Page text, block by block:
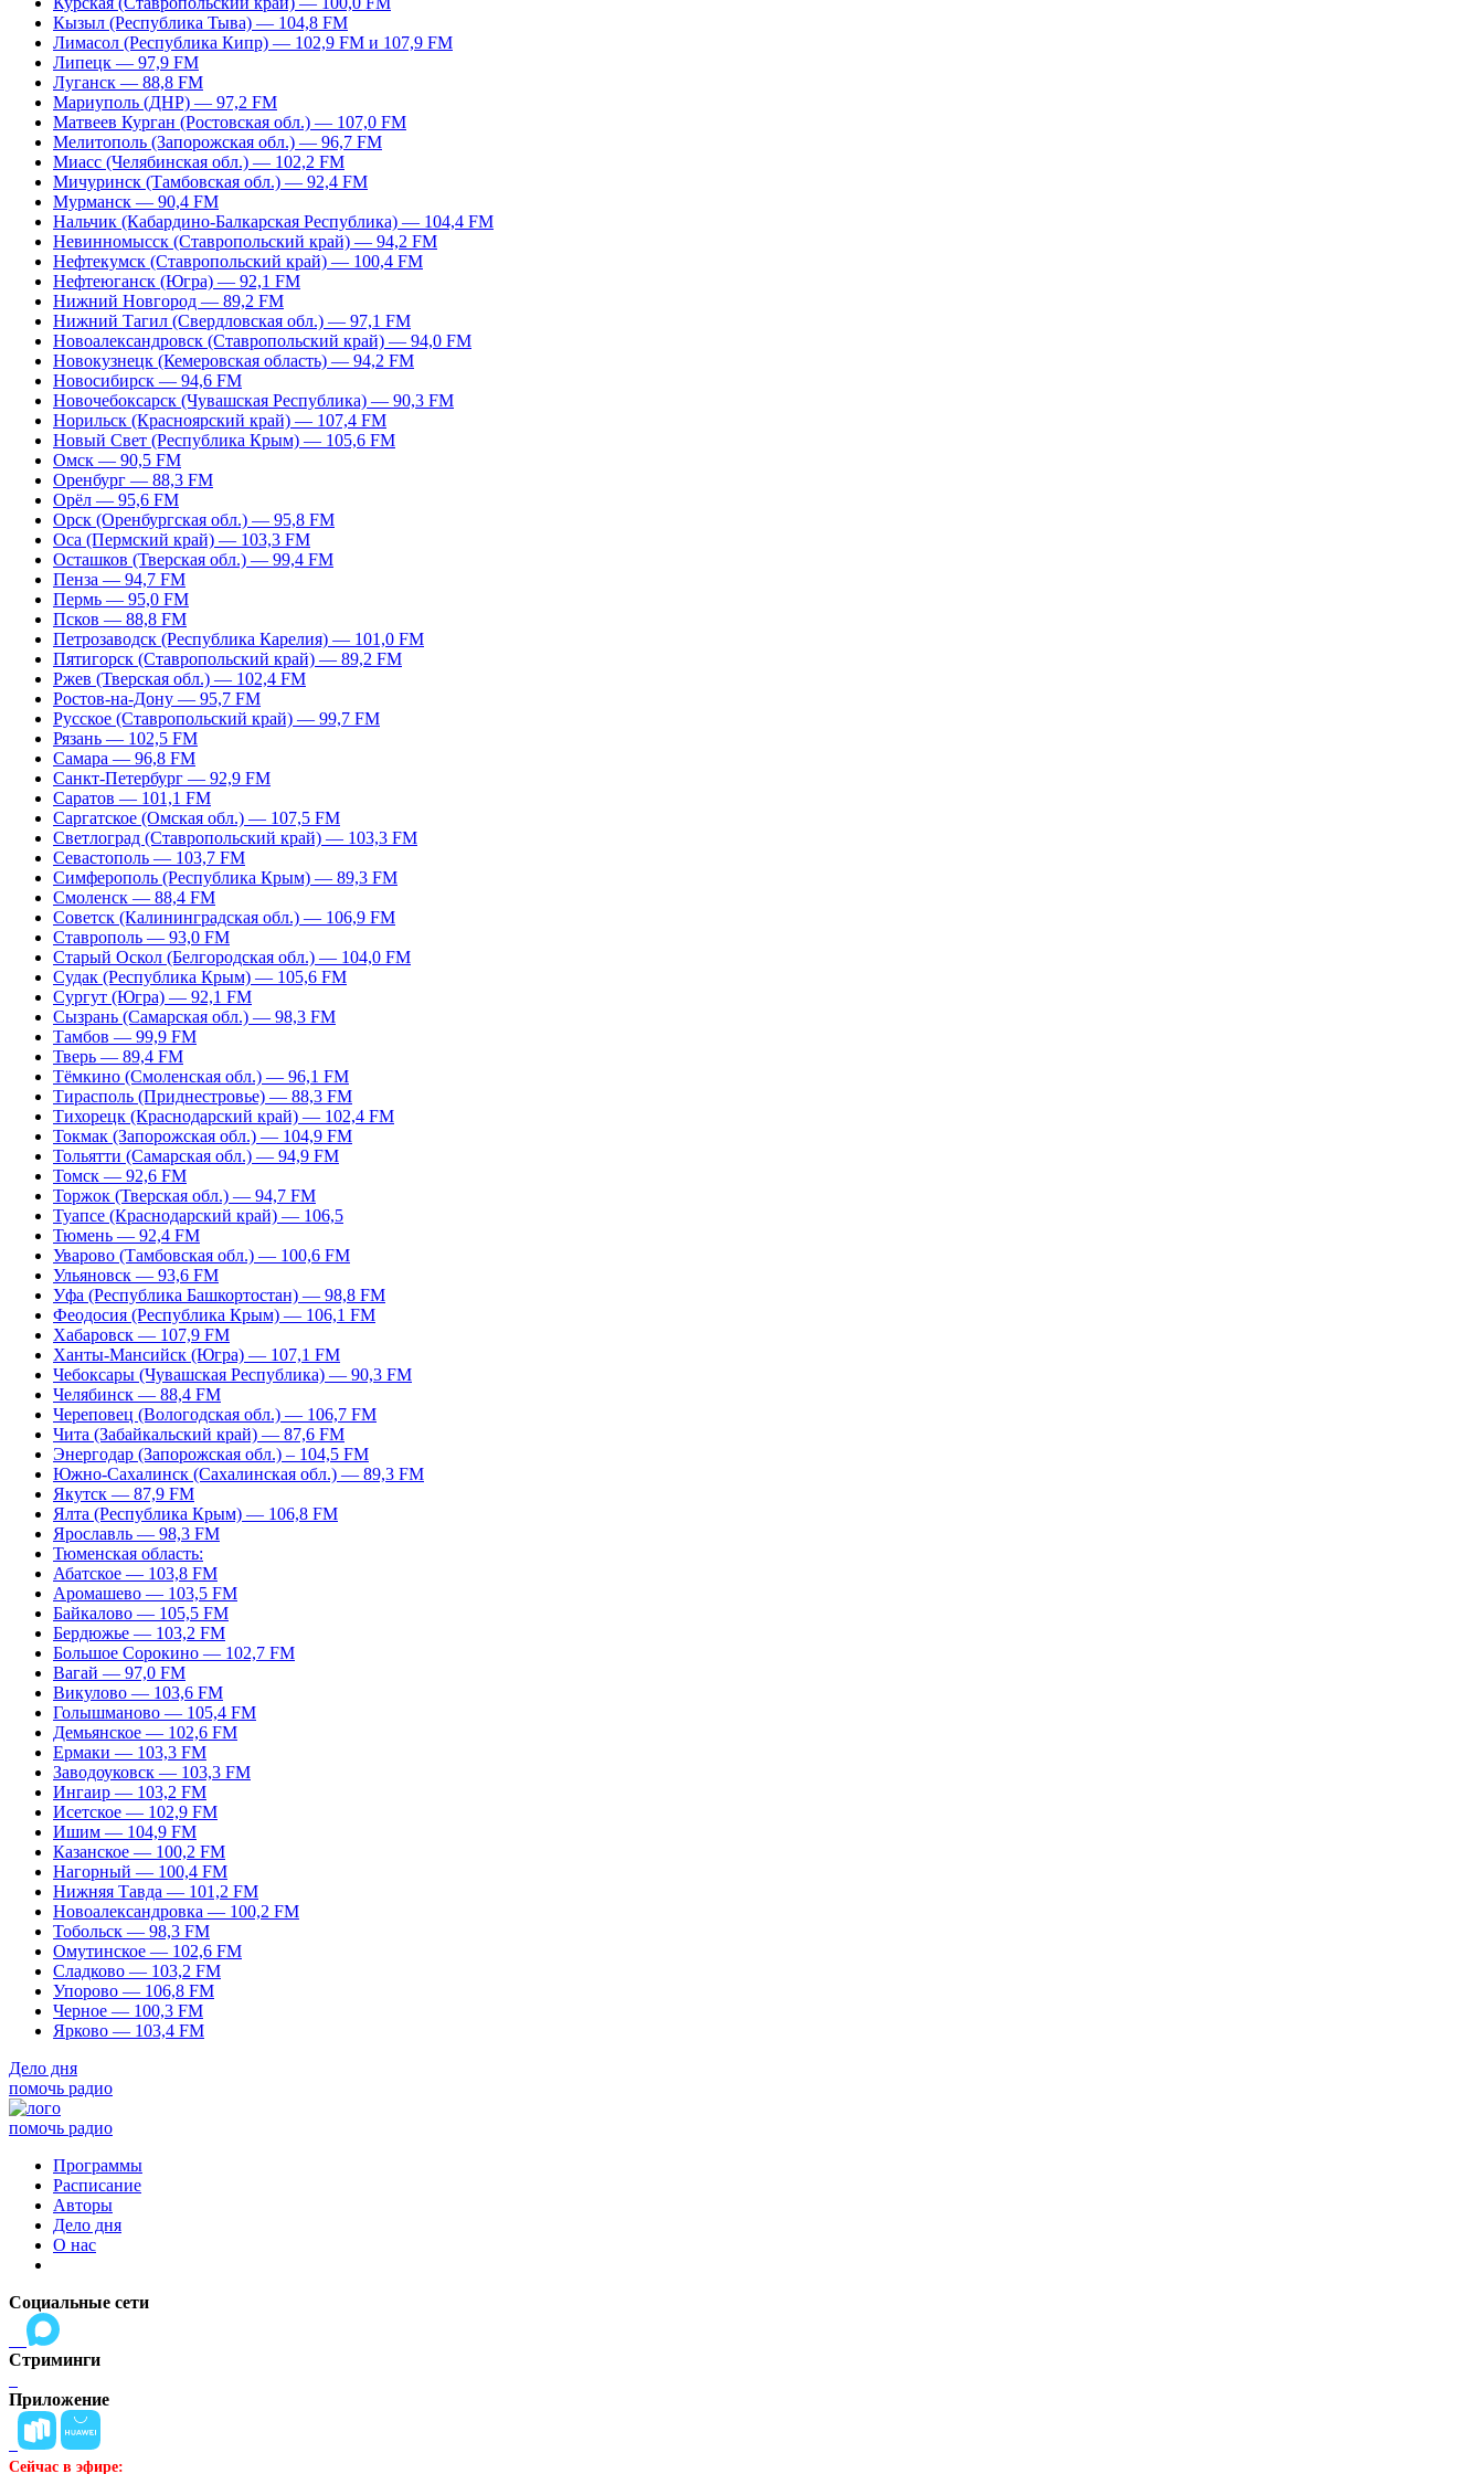
Кызыл (Республика Тыва) — 104,8 FM
Лимасол (Республика Кипр) — 102,9 FM и 107,9 FM
Липецк — 97,9 FM
Луганск — 88,8 FM
Мариуполь (ДНР) — 97,2 FM
Матвеев Курган (Ростовская обл.) — 107,0 FM
Мелитополь (Запорожская обл.) — 96,7 FM
Миасс (Челябинская обл.) — 102,2 FM
Мичуринск (Тамбовская обл.) — 92,4 FM
Мурманск — 90,4 FM
Нальчик (Кабардино-Балкарская Республика) — 104,4 FM
Невинномысск (Ставропольский край) — 94,2 FM
Нефтекумск (Ставропольский край) — 100,4 FM
Нефтеюганск (Югра) — 92,1 FM
Нижний Новгород — 89,2 FM
Нижний Тагил (Свердловская обл.) — 97,1 FM
Новоалександровск (Ставропольский край) — 94,0 FM
Новокузнецк (Кемеровская область) — 94,2 FM
Новосибирск — 94,6 FM
Новочебоксарск (Чувашская Республика) — 90,3 FM
Норильск (Красноярский край) — 107,4 FM
Новый Свет (Республика Крым) — 105,6 FM
Омск — 90,5 FM
Оренбург — 88,3 FM
Орёл — 95,6 FM
Орск (Оренбургская обл.) — 95,8 FM
Оса (Пермский край) — 103,3 FM
Осташков (Тверская обл.) — 99,4 FM
Пенза — 94,7 FM
Пермь — 95,0 FM
Псков — 88,8 FM
Петрозаводск (Республика Карелия) — 101,0 FM
Пятигорск (Ставропольский край) — 89,2 FM
Ржев (Тверская обл.) — 102,4 FM
Ростов-на-Дону — 95,7 FM
Русское (Ставропольский край) — 99,7 FM
Рязань — 102,5 FM
Самара — 96,8 FM
Санкт-Петербург — 92,9 FM
Саратов — 101,1 FM
Саргатское (Омская обл.) — 107,5 FM
Светлоград (Ставропольский край) — 103,3 FM
Севастополь — 103,7 FM
Симферополь (Республика Крым) — 89,3 FM
Смоленск — 88,4 FM
Советск (Калининградская обл.) — 106,9 FM
Ставрополь — 93,0 FM
Старый Оскол (Белгородская обл.) — 104,0 FM
Судак (Республика Крым) — 105,6 FM
Сургут (Югра) — 92,1 FM
Сызрань (Самарская обл.) — 98,3 FM
Тамбов — 99,9 FM
Тверь — 89,4 FM
Тёмкино (Смоленская обл.) — 96,1 FM
Тирасполь (Приднестровье) — 88,3 FM
Тихорецк (Краснодарский край) — 102,4 FM
Токмак (Запорожская обл.) — 104,9 FM
Тольятти (Самарская обл.) — 94,9 FM
Томск — 92,6 FM
Торжок (Тверская обл.) — 94,7 FM
Туапсе (Краснодарский край) — 106,5
Тюмень — 92,4 FM
Уварово (Тамбовская обл.) — 100,6 FM
Ульяновск — 93,6 FM
Уфа (Республика Башкортостан) — 98,8 FM
Феодосия (Республика Крым) — 106,1 FM
Хабаровск — 107,9 FM
Ханты-Мансийск (Югра) — 107,1 FM
Чебоксары (Чувашская Республика) — 90,3 FM
Челябинск — 88,4 FM
Череповец (Вологодская обл.) — 106,7 FM
Чита (Забайкальский край) — 87,6 FM
Энергодар (Запорожская обл.) – 104,5 FM
Южно-Сахалинск (Сахалинская обл.) — 89,3 FM
Якутск — 87,9 FM
Ялта (Республика Крым) — 106,8 FM
Ярославль — 98,3 FM
Тюменская область:
Абатское — 103,8 FM
Аромашево — 103,5 FM
Байкалово — 105,5 FM
Бердюжье — 103,2 FM
Большое Сорокино — 102,7 FM
Вагай — 97,0 FM
Викулово — 103,6 FM
Голышманово — 105,4 FM
Демьянское — 102,6 FM
Ермаки — 103,3 FM
Заводоуковск — 103,3 FM
Ингаир — 103,2 FM
Исетское — 102,9 FM
Ишим — 104,9 FM
Казанское — 100,2 FM
Нагорный — 100,4 FM
Нижняя Тавда — 101,2 FM
Новоалександровка — 100,2 FM
Тобольск — 98,3 FM
Омутинское — 102,6 FM
Сладково — 103,2 FM
Упорово — 106,8 FM
Черное — 100,3 FM
Ярково — 103,4 FM
Дело дня
помочь радио
помочь радио
Программы
Расписание
Авторы
Дело дня
О нас
Социальные сети
Стриминги
Приложение
Сейчас в эфире: